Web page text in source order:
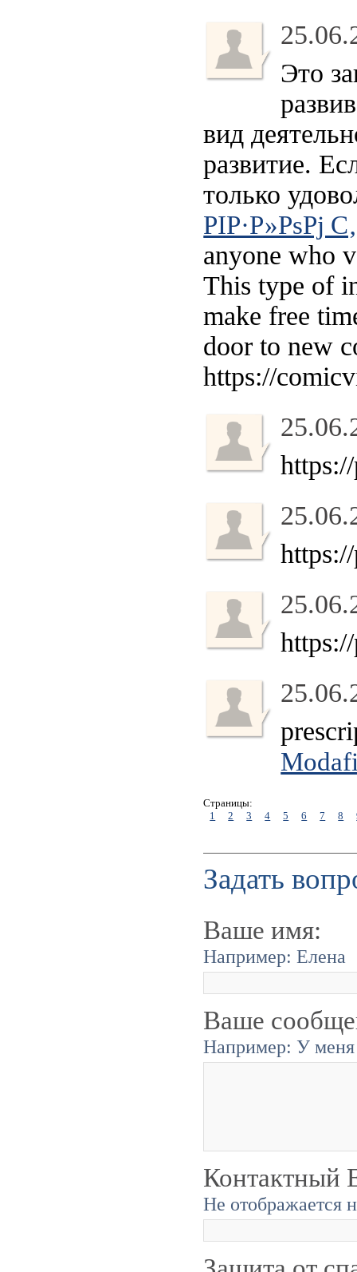
Это
вид
развитие.
только
РІР·Р»РѕРј
anyone who
This type of
make free
door to new
https://
Страницы:
1
2 3 4 5 6 7 8
Задать
Ваше имя:
Например: Елена
Ваше
Например: У меня
Контактный
Не отображается